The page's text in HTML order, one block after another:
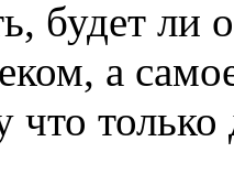
будет ли
а
только